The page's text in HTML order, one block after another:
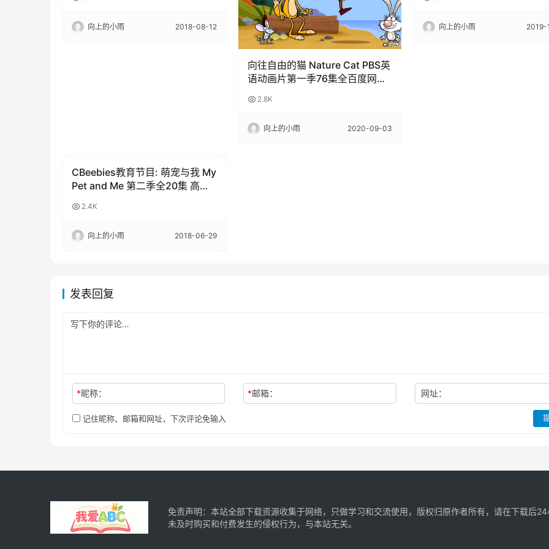
向上的小雨 2018-08-12
向往自由的猫 Nature Cat PBS英
语动画片第一季76集全百度网盘
2.8K
向上的小雨 2020-09-03
载
向上的小雨
3-6岁动画
CBeebies教育节目: 萌宠与我 My
Pet and Me 第二季全20集 高清
2.4K
向上的小雨 2018-06-29
发表回复
*昵称： *邮箱： 网址：
记住昵称、邮箱和网址，下次评论免输入
免责声明：本站全部下载资源收集于网络，只做学习和交流使用，版权归原作者所有，请在下载后
未及时购买和付费发生的侵权行为，与本站无关。